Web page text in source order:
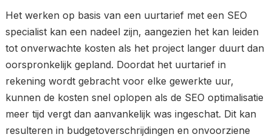
Het werken op basis van een uurtarief met een SEO
specialist kan een nadeel zijn, aangezien het kan leiden
tot onverwachte kosten als het project langer duurt dan
oorspronkelijk gepland. Doordat het uurtarief in
rekening wordt gebracht voor elke gewerkte uur,
kunnen de kosten snel oplopen als de SEO optimalisatie
meer tijd vergt dan aanvankelijk was ingeschat. Dit kan
resulteren in budgetoverschrijdingen en onvoorziene